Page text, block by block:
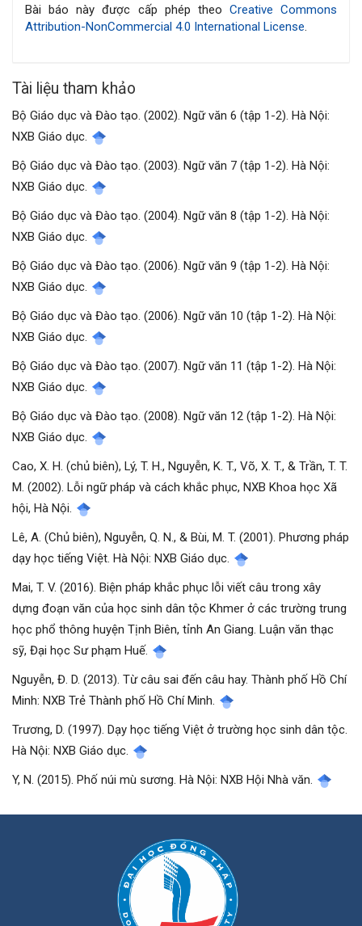
bài
Bài báo này được cấp phép theo Creative Commons
Attribution-NonCommercial 4.0 International License.
Tài liệu tham khảo
Bộ Giáo dục và Đào tạo. (2002). Ngữ văn 6 (tập 1-2). Hà Nội:
NXB Giáo dục.
Bộ Giáo dục và Đào tạo. (2003). Ngữ văn 7 (tập 1-2). Hà Nội:
NXB Giáo dục.
Bộ Giáo dục và Đào tạo. (2004). Ngữ văn 8 (tập 1-2). Hà Nội:
NXB Giáo dục.
Bộ Giáo dục và Đào tạo. (2006). Ngữ văn 9 (tập 1-2). Hà Nội:
NXB Giáo dục.
Bộ Giáo dục và Đào tạo. (2006). Ngữ văn 10 (tập 1-2). Hà Nội:
NXB Giáo dục.
Bộ Giáo dục và Đào tạo. (2007). Ngữ văn 11 (tập 1-2). Hà Nội:
NXB Giáo dục.
Bộ Giáo dục và Đào tạo. (2008). Ngữ văn 12 (tập 1-2). Hà Nội:
NXB Giáo dục.
Cao, X. H. (chủ biên), Lý, T. H., Nguyễn, K. T., Võ, X. T., & Trần, T. T.
M. (2002). Lỗi ngữ pháp và cách khắc phục, NXB Khoa học Xã
hội, Hà Nội.
Lê, A. (Chủ biên), Nguyễn, Q. N., & Bùi, M. T. (2001). Phương pháp
dạy học tiếng Việt. Hà Nội: NXB Giáo dục.
Mai, T. V. (2016). Biện pháp khắc phục lỗi viết câu trong xây
dựng đoạn văn của học sinh dân tộc Khmer ở các trường trung
học phổ thông huyện Tịnh Biên, tỉnh An Giang. Luận văn thạc
sỹ, Đại học Sư phạm Huế.
Nguyễn, Đ. D. (2013). Từ câu sai đến câu hay. Thành phố Hồ Chí
Minh: NXB Trẻ Thành phố Hồ Chí Minh.
Trương, D. (1997). Dạy học tiếng Việt ở trường học sinh dân tộc.
Hà Nội: NXB Giáo dục.
Y, N. (2015). Phố núi mù sương. Hà Nội: NXB Hội Nhà văn.